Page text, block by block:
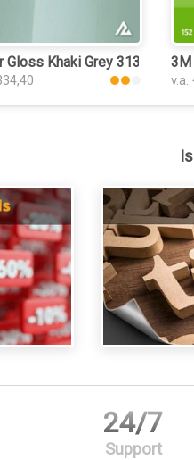
Gloss Khaki Grey 3135 folie3M
v.a.
24/7
Support